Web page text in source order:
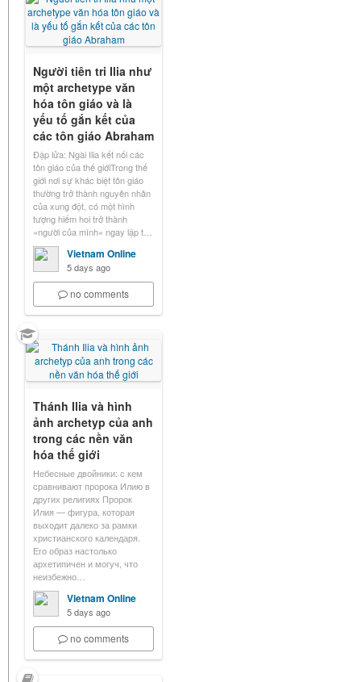
Người tiên tri Ilia như
một archetype văn
hóa tôn giáo và là
yếu tố gắn kết của
các tôn giáo Abraham
Đập lửa: Ngài Ilia kết nối các
tôn giáo của thế giớiTrong thế
giới nơi sự khác biệt tôn giáo
thường trở thành nguyên nhân
của xung đột, có một hình
tượng hiếm hoi trở thành
«người của mình» ngay lập t…
Vietnam Online
5 days ago
no comments
Thánh Ilia và hình
ảnh archetyp của anh
trong các nền văn
hóa thế giới
Небесные двойники: с кем
сравнивают пророка Илию в
других религиях Пророк
Илия — фигура, которая
выходит далеко за рамки
христианского календаря.
Его образ настолько
архетипичен и могуч, что
неизбежно…
Vietnam Online
5 days ago
no comments